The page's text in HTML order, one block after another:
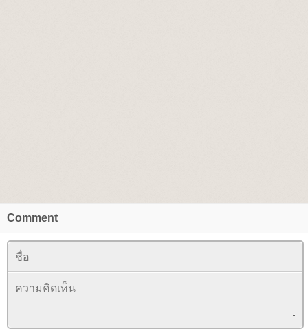
Comment